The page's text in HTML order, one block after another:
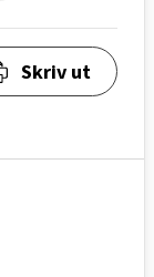
Skriv ut